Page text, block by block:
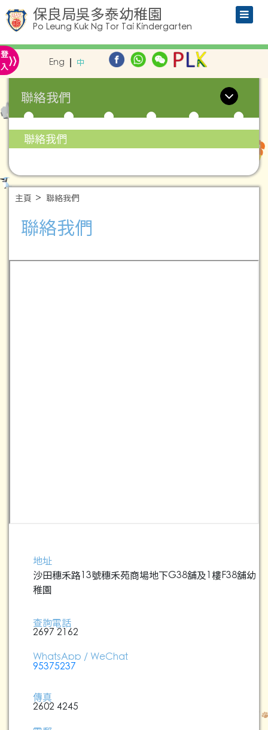
保良局吳多泰幼稚園
Po Leung Kuk Ng Tor Tai Kindergarten
登
入» Eng 中
聯絡我們
聯絡我們
主頁 聯絡我們
聯絡我們
地址
沙田穗禾路13號穗禾苑商場地下G38舖及1樓F38舖幼
稚園
查詢電話
2697 2162
WhatsApp / WeChat
95375237
傳真
2602 4245